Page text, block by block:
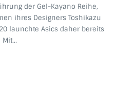
der Gel-Kayano Reihe,
ihres Designers Toshikazu
launchte Asics daher bereits
Mit…